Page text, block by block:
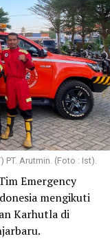
PT. Arutmin. (Foto : Ist).
Emergency
mengikuti
Karhutla di